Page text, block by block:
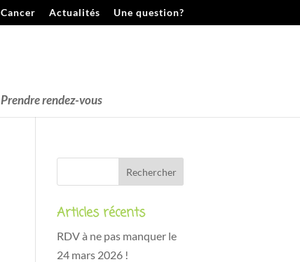
Cancer Actualités Une question?
Prendre rendez-vous
Articles récents
RDV à ne pas manquer le
24 mars 2026 !